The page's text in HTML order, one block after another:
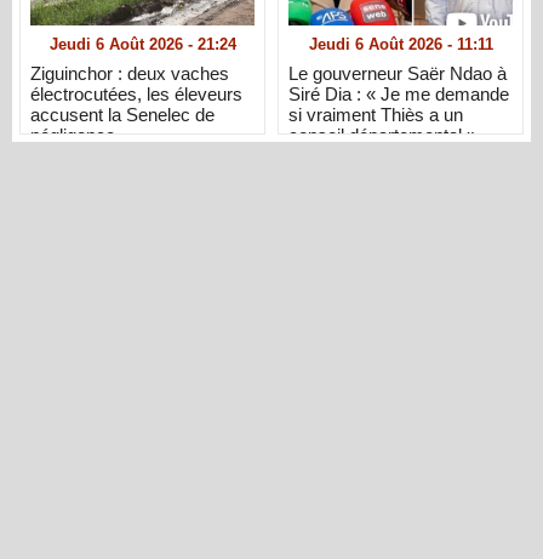
Jeudi 6 Août 2026 - 21:24
Ziguinchor : deux vaches
électrocutées, les éleveurs
accusent la Senelec de
négligence
Jeudi 6 Août 2026 - 11:11
Le gouverneur Saër Ndao à
Siré Dia : « Je me demande
si vraiment Thiès a un
conseil départemental »